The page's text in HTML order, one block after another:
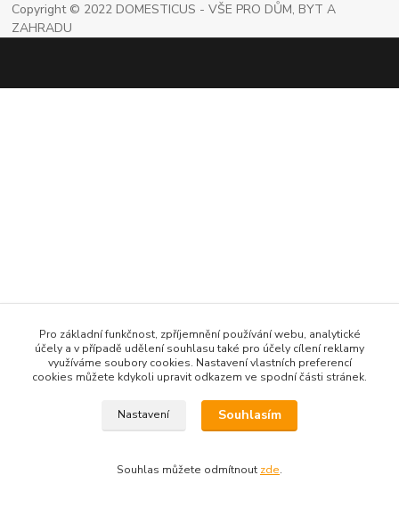
Copyright © 2022 DOMESTICUS - VŠE PRO DŮM, BYT A
ZAHRADU
Pro základní funkčnost, zpříjemnění používání webu, analytické
účely a v případě udělení souhlasu také pro účely cílení reklamy
využíváme soubory cookies. Nastavení vlastních preferencí
cookies můžete kdykoli upravit odkazem ve spodní části stránek.
Nastavení Souhlasím
Souhlas můžete odmítnout zde.